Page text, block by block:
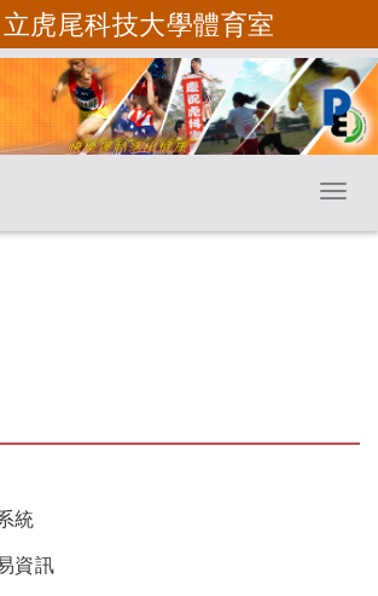
虎尾科技大學體育室
跳到主要內容
統
資訊